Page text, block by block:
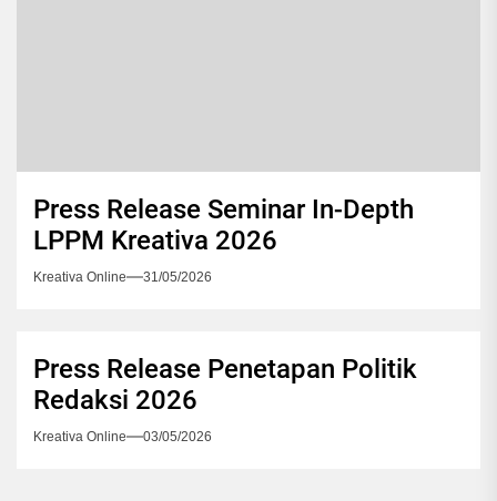
Press Release Seminar In-Depth
LPPM Kreativa 2026
Kreativa Online 31/05/2026
Press Release Penetapan Politik
Redaksi 2026
Kreativa Online 03/05/2026